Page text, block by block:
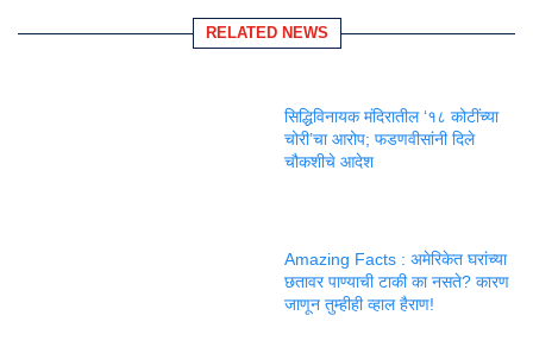
RELATED NEWS
सिद्धिविनायक मंदिरातील ‘१८ कोटींच्या
चोरी’चा आरोप; फडणवीसांनी दिले
चौकशीचे आदेश
Amazing Facts : अमेरिकेत घरांच्या
छतावर पाण्याची टाकी का नसते? कारण
जाणून तुम्हीही व्हाल हैराण!